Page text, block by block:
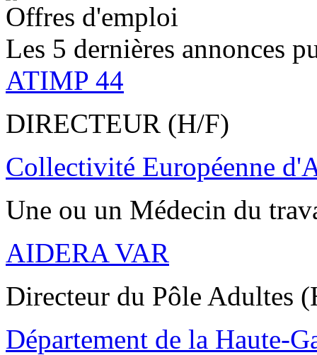
Offres d'emploi
Les 5 dernières annonces
ATIMP 44
DIRECTEUR (H/F)
Collectivité Européenne
Une ou un Médecin du
AIDERA VAR
Directeur du Pôle Adultes
Département de la Haute-